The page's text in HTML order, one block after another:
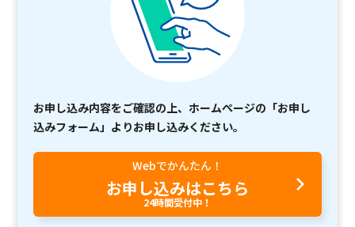
お申し込み内容をご確認の上、ホームぺージの「お申し
込みフォーム」よりお申し込みください。
Webでかんたん！
お申し込みはこちら
24時間受付中！